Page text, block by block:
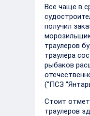
Все чаще в
получил
траулеров
траулера
рыбаков
("ПСЗ
Стоит
траулеров